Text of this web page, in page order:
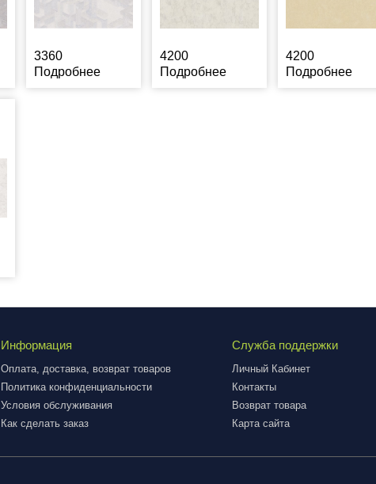
3360
Подробнее
4200
Подробнее
4200
Подробнее
Информация
Оплата, доставка, возврат товаров
Политика конфиденциальности
Условия обслуживания
Как сделать заказ
Служба поддержки
Личный Кабинет
Контакты
Возврат товара
Карта сайта